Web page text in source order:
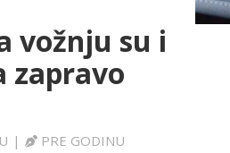
vožnju su i
zapravo
| PRE GODINU